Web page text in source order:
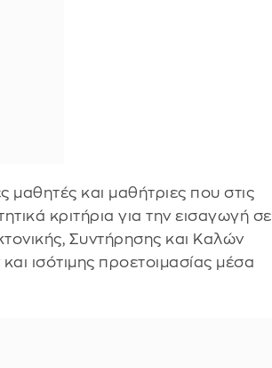
και μαθήτριες που στις
κριτήρια για την εισαγωγή σε
Συντήρησης και Καλών
ισότιμης προετοιμασίας μέσα